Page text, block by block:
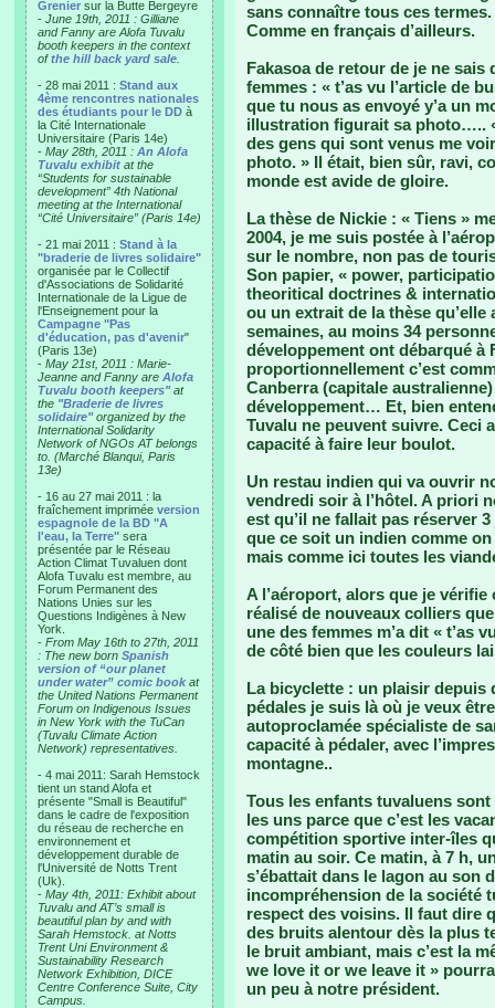
Grenier sur la Butte Bergeyre
- June 19th, 2011 : Gilliane
and Fanny are Alofa Tuvalu
booth keepers in the context
ofthe hill back yard sale
- 28 mai 2011 : Stand aux
4ème rencontres nationales
des étudiants pour le DD à
la Cité Internationale
Universitaire (Paris 14e)
- May 28th, 2011 : An Alofa
Tuvalu exhibit at the
“Students for sustainable
development” 4th National
meeting at the International
“Cité Universitaire” (Paris 14e)
- 21 mai 2011 : Stand à la
"braderie de livres solidaire"
organisée par le Collectif
d'Associations de Solidarité
Internationale de la Ligue de
l'Enseignement pour la
Campagne "Pas
d'éducation, pas d'avenir"
(Paris 13e)
- May 21st, 2011 : Marie-
Jeanne and Fanny are Alofa
Tuvalu booth keepers"at
the "Braderie de livres
solidaire"organized by the
International Solidarity
Network of NGOs AT belongs
to. (Marché Blanqui, Paris
13e)
- 16 au 27 mai 2011 : la
fraîchement imprimée version
espagnole de la BD "A
l'eau, la Terre" sera
présentée par le Réseau
Action Climat Tuvaluen dont
Alofa Tuvalu est membre, au
Forum Permanent des
Nations Unies sur les
Questions Indigènes à New
York.
- From May 16th to 27th, 2011
: The new born Spanish
version of “our planet
under water” comic book at
the United Nations Permanent
Forum on Indigenous Issues
in New York with the TuCan
(Tuvalu Climate Action
Network) representatives.
- 4 mai 2011: Sarah Hemstock
tient un stand Alofa et
présente "Small is Beautiful"
dans le cadre de l'exposition
du réseau de recherche en
environnement et
développement durable de
l'Université de Notts Trent
(Uk).
- May 4th, 2011: Exhibit about
Tuvalu and AT’s small is
beautiful plan by and with
Sarah Hemstock. at Notts
Trent Uni Environment &
Sustainability Research
Network Exhibition, DICE
Centre Conference Suite, City
Campus.
sans connaître tous ces
Comme en français d’ailleurs.
Fakasoa de retour de je ne
femmes : « t’as vu l’article de
que tu nous as envoyé y’a un
illustration figurait sa photo….. «
des gens qui sont venus me
photo. » Il était, bien sûr, ravi,
monde est avide de gloire.
La thèse de Nickie : « Tiens »
2004, je me suis postée à
sur le nombre, non pas de
Son papier, « power,
theoritical doctrines &
ou un extrait de la thèse qu’elle
semaines, au moins 34
développement ont débarqué
proportionnellement c’est
Canberra (capitale
développement… Et, bien
Tuvalu ne peuvent suivre. Ceci
capacité à faire leur boulot.
Un restau indien qui va ouvrir
vendredi soir à l’hôtel. A priori
est qu’il ne fallait pas réserver
que ce soit un indien comme
mais comme ici toutes les
A l’aéroport, alors que je
réalisé de nouveaux colliers
une des femmes m’a dit « t’as
de côté bien que les couleurs
La bicyclette : un plaisir depuis
pédales je suis là où je veux
autoproclamée spécialiste de
capacité à pédaler, avec
montagne..
Tous les enfants tuvaluens
les uns parce que c’est les
compétition sportive inter-îles
matin au soir. Ce matin, à 7 h,
s’ébattait dans le lagon au
incompréhension de la société
respect des voisins. Il faut dire
des bruits alentour dès la plus
le bruit ambiant, mais c’est la
we love it or we leave it »
un peu à notre président.